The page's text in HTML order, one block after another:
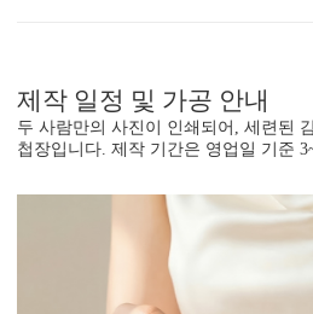
제작 일정 및 가공 안내
두 사람만의 사진이 인쇄되어, 세련된
첩장입니다. 제작 기간은 영업일 기준